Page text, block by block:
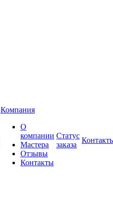
Компания
О
компании
Мастера
Отзывы
Контакты
Статус
заказа